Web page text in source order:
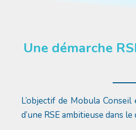
Une démarche
L’objectif de Mobula Conseil
d’une RSE ambitieuse dans